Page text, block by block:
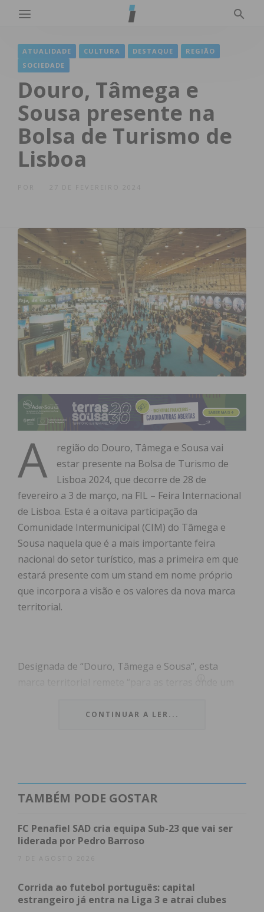
ATUALIDADE CULTURA DESTAQUE
REGIÃO
SOCIEDADE
Douro, Tâmega e
Sousa presente na
Bolsa de Turismo de
Lisboa
27 DE FEVEREIRO 2024
A
região do Douro, Tâmega e Sousa vai
estar presente na Bolsa de Turismo de
Lisboa 2024, que decorre de 28 de
fevereiro a 3 de março, na FIL – Feira Internacional
de Lisboa. Esta é a oitava participação da
Comunidade Intermunicipal (CIM) do Tâmega e
Sousa naquela que é a mais importante feira
nacional do setor turístico, mas a primeira em que
estará presente com um stand em nome próprio
que incorpora a visão e os valores da nova marca
territorial.
Designada de “Douro, Tâmega e Sousa”, esta
brincou e cresceu para sonhar um país. Afonso
valores: a audácia, a coragem, a honradez e uma
Tâmega e Sousa que se inventou a marca de
Portugal”.
fundação de Portugal, que perdura há quase 9
séculos em 11 territórios com uma alma comum.
CONTINUAR A LER...
TAMBÉM PODE GOSTAR
FC Penafiel SAD cria equipa Sub-23 que vai ser
liderada por Pedro Barroso
7 DE AGOSTO 2026
Corrida ao futebol português: capital
estrangeiro já entra na Liga 3 e atrai clubes